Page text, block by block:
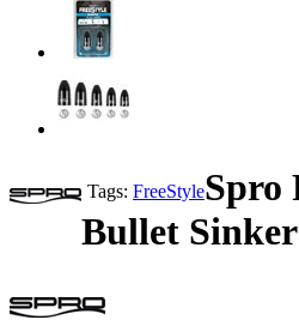
Tags: FreeStyleSpro
Bullet